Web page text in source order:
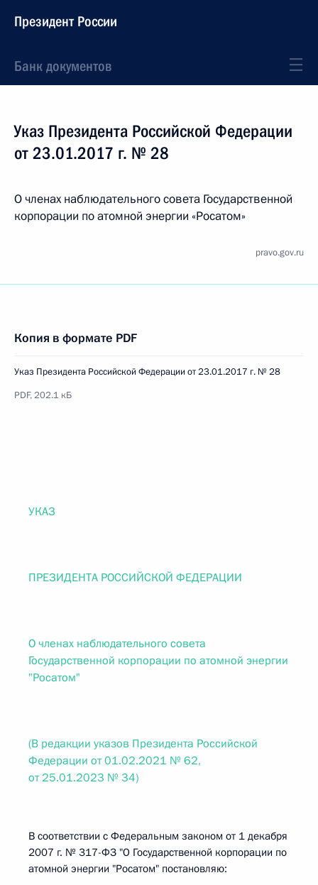
Президент России
Банк документов
Указ Президента Российской Федерации
от 23.01.2017 г. № 28
О членах наблюдательного совета Государственной
корпорации по атомной энергии «Росатом»
pravo.gov.ru
Копия в формате PDF
Указ Президента Российской Федерации от 23.01.2017 г. № 28
PDF, 202.1 кБ
УКАЗ
ПРЕЗИДЕНТА РОССИЙСКОЙ ФЕДЕРАЦИИ
О членах наблюдательного совета
Государственной корпорации по атомной энергии
"Росатом"
(В редакции указов Президента Российской
Федерации от 01.02.2021 № 62,
от 25.01.2023 № 34)
В соответствии с Федеральным законом от 1 декабря
2007 г. № 317-ФЗ "О Государственной корпорации по
атомной энергии "Росатом" постановляю: